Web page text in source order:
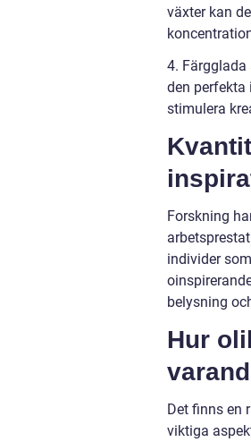
växter kan
4.
den perfekta
stimulera
Forskning
individer
belysning
Hur
Det finns en
viktiga